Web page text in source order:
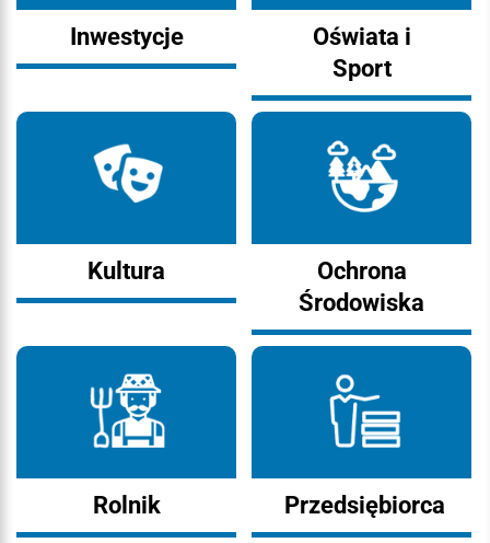
Inwestycje
Oświata i
Sport
Kultura
Ochrona
Środowiska
Rolnik Przedsiębiorca